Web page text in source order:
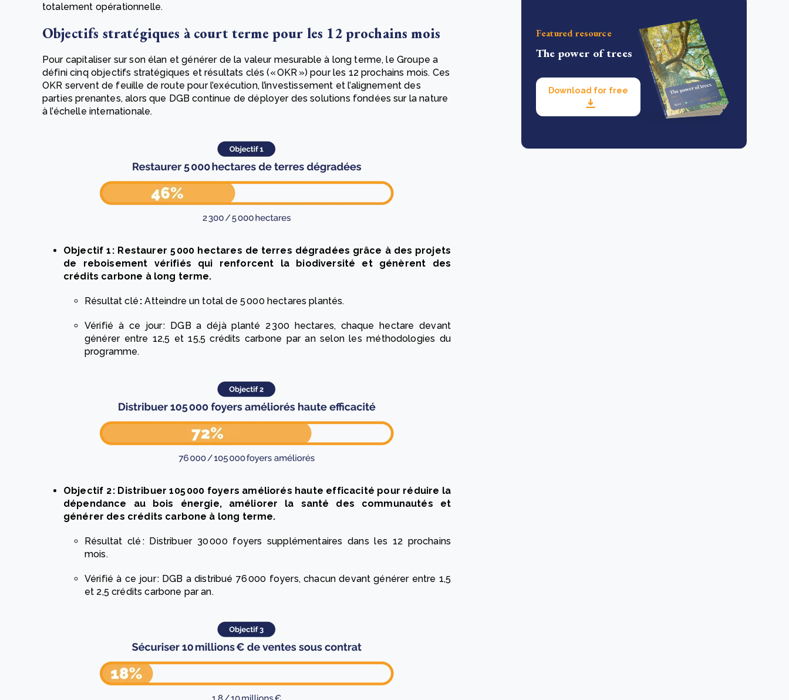
totalement opérationnelle.
Objectifs stratégiques à court terme pour les 12 prochains mois
Pour capitaliser sur son élan et générer de la valeur mesurable à long terme, le Groupe a
défini cinq objectifs stratégiques et résultats clés (« OKR ») pour les 12 prochains mois. Ces
OKR servent de feuille de route pour l’exécution, l’investissement et l’alignement des
parties prenantes, alors que DGB continue de déployer des solutions fondées sur la nature
à l’échelle internationale.
Objectif 1 : Restaurer 5 000 hectares de terres dégradées grâce à des projets
de reboisement vérifiés qui renforcent la biodiversité et génèrent des
crédits carbone à long terme.
Résultat clé : Atteindre un total de 5 000 hectares plantés.
Vérifié à ce jour : DGB a déjà planté 2 300 hectares, chaque hectare devant
générer entre 12,5 et 15,5 crédits carbone par an selon les méthodologies du
programme.
Objectif 2 : Distribuer 105 000 foyers améliorés haute efficacité pour réduire la
dépendance au bois énergie, améliorer la santé des communautés et
générer des crédits carbone à long terme.
Résultat clé : Distribuer 30 000 foyers supplémentaires dans les 12 prochains
mois.
Vérifié à ce jour : DGB a distribué 76 000 foyers, chacun devant générer entre 1,5
et 2,5 crédits carbone par an.
Featured resource
The power of trees
Download for free